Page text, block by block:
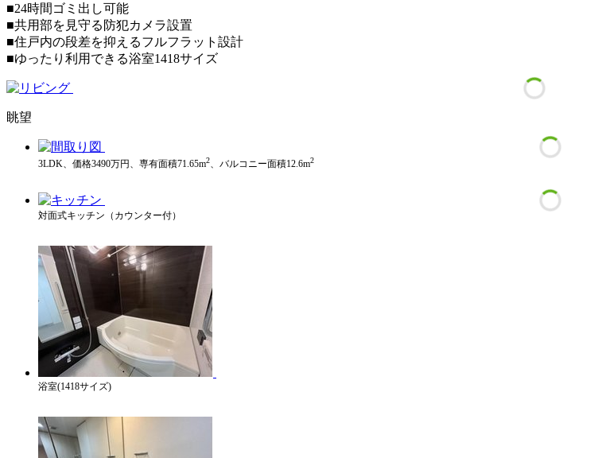
■24時間ゴミ出し可能
■共用部を見守る防犯カメラ設置
■住戸内の段差を抑えるフルフラット設計
■ゆったり利用できる浴室1418サイズ
眺望
3LDK、価格3490万円、専有面積71.65m2 、バルコニー面積12.6m2
対面式キッチン（カウンター付）
浴室(1418サイズ)